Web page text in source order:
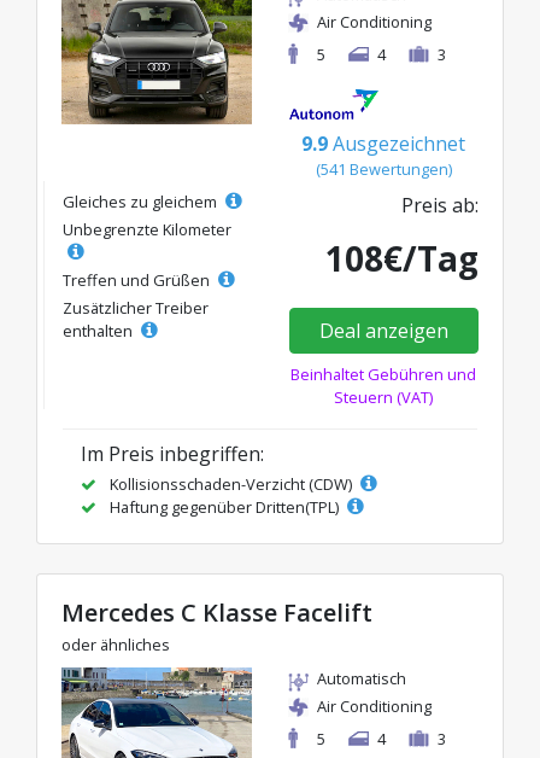
Air Conditioning
5
4 3
9.9Ausgezeichnet
(541 Bewertungen)
Gleiches zu gleichem
Unbegrenzte Kilometer
Treffen und Grüßen
Zusätzlicher Treiber
enthalten
Preis ab:
108€/Tag
Deal anzeigen
Beinhaltet Gebühren und
Steuern (VAT)
Im Preis inbegriffen:
Kollisionsschaden-Verzicht (CDW)
Haftung gegenüber Dritten(TPL)
Mercedes C Klasse Facelift
oder ähnliches
Automatisch
Air Conditioning
5
4 3